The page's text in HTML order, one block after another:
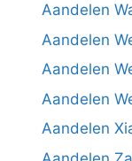
Aandelen
Aandelen
Aandelen
Aandelen
Aandelen